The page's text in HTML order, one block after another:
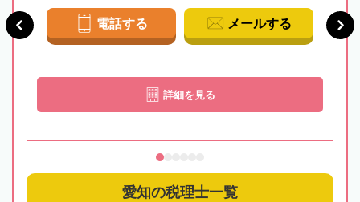
電話する メールする
詳細を見る
愛知の税理士一覧